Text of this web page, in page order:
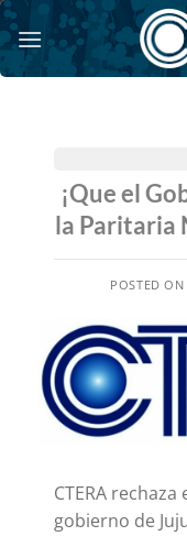
Saltar
al
contenido
¡Que el
la Paritaria
POSTED ON
CTERA
gobierno de